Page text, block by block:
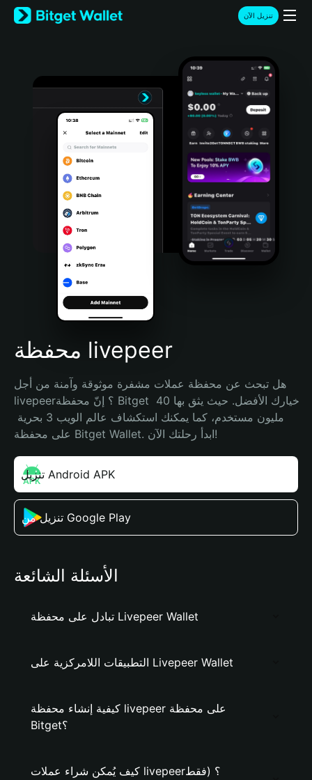
English
日本語
Türkçe
Português (Portugal)
Bahasa Indonesia
Português (Brasil)
Español (Argentina)
تنزيل الآن
محفظة livepeer
هل تبحث عن محفظة عملات مشفرة موثوقة وآمنة من أجل
livepeer؟ إنّ محفظة Bitget خيارك الأفضل. حيث يثق بها 40
على محفظة Bitget Wallet. ابدأ رحلتك الآن!
تنزيل Android APK
تنزيل من Google Play
الأسئلة الشائعة
تبادل على محفظة Livepeer Wallet
التطبيقات اللامركزية على Livepeer Wallet
كيفية إنشاء محفظة livepeer على محفظة
Bitget؟
كيف يُمكن شراء عملات livepeer؟ (فقط